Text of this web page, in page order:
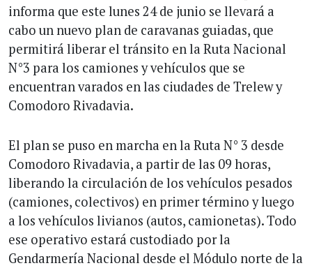
informa que este lunes 24 de junio se llevará a
cabo un nuevo plan de caravanas guiadas, que
permitirá liberar el tránsito en la Ruta Nacional
N°3 para los camiones y vehículos que se
encuentran varados en las ciudades de Trelew y
Comodoro Rivadavia.
El plan se puso en marcha en la Ruta N° 3 desde
Comodoro Rivadavia, a partir de las 09 horas,
liberando la circulación de los vehículos pesados
(camiones, colectivos) en primer término y luego
a los vehículos livianos (autos, camionetas). Todo
ese operativo estará custodiado por la
Gendarmería Nacional desde el Módulo norte de la